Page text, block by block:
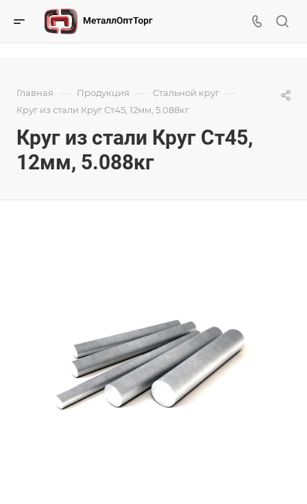
Главная — Продукция — Стальной круг —
Круг из стали Круг Ст45, 12мм, 5.088кг
Круг из стали Круг Ст45,
12мм, 5.088кг